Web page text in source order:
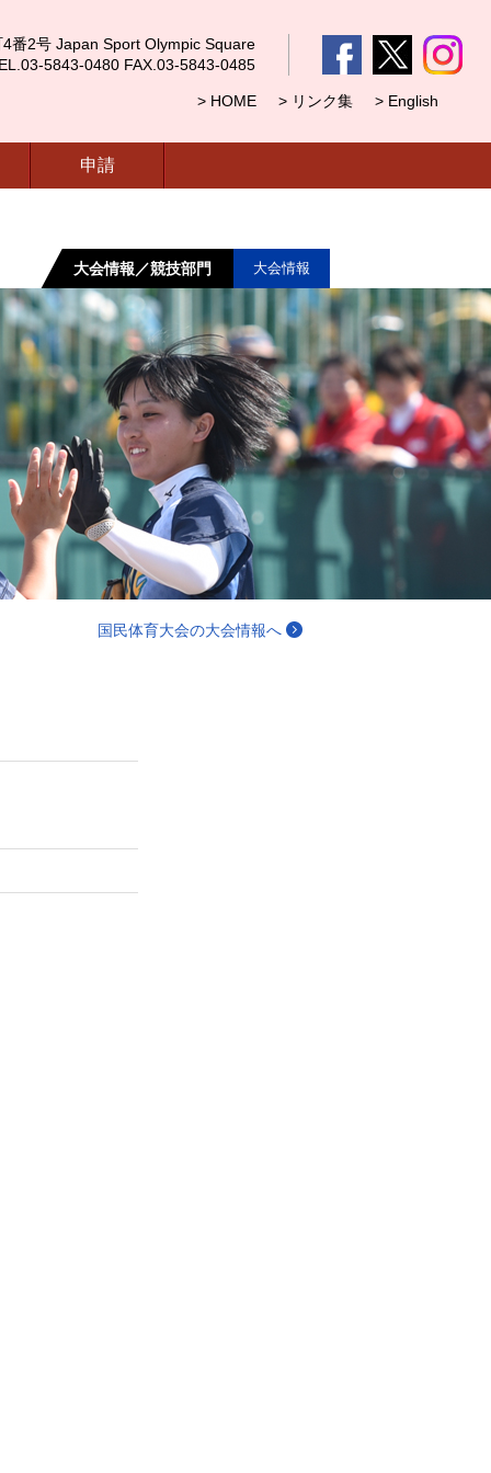
番2号 Japan Sport Olympic Square
5843-0480 FAX.03-5843-0485
> HOME > リンク集 > English
申請
大会情報／競技部門 大会情報
国民体育大会の大会情報へ